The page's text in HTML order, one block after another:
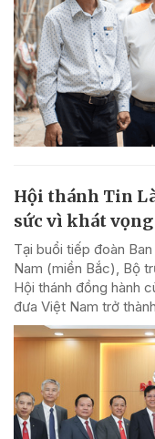
Hội thánh Tin
sức vì khát
Tại buổi tiếp đoàn
Nam (miền Bắc), Bộ
Hội thánh đồng hành
đưa Việt Nam trở